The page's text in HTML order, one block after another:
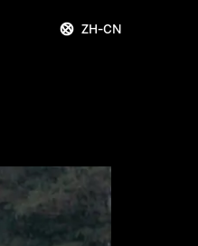
ZH-CN